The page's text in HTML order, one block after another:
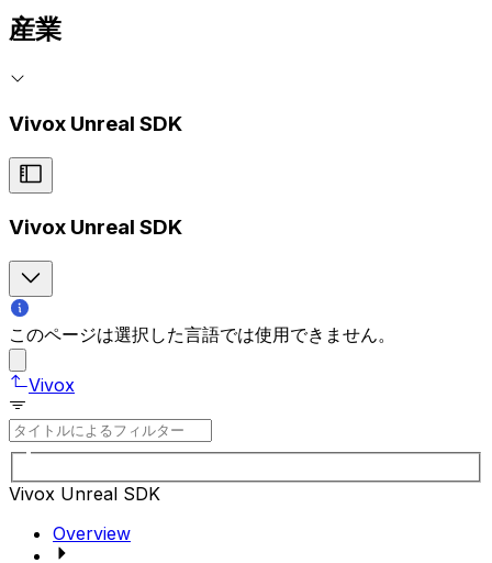
産業
Vivox Unreal SDK
Vivox Unreal SDK
このページは選択した言語では使用できません。
Vivox
Vivox Unreal SDK
Overview